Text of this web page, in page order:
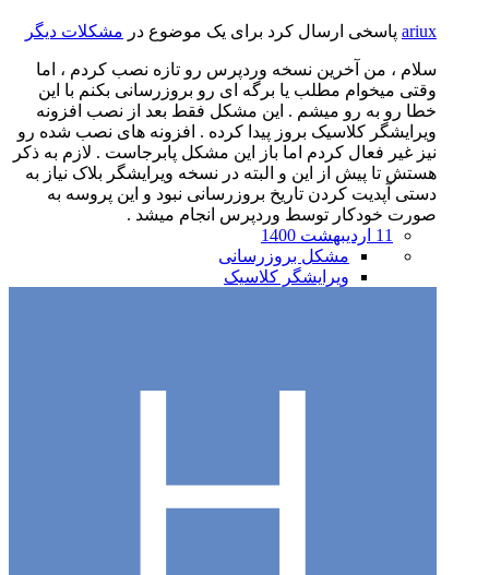
ariux پاسخی ارسال کرد برای یک موضوع در مشکلات دیگر
سلام ، من آخرین نسخه وردپرس رو تازه نصب کردم ، اما
وقتی میخوام مطلب یا برگه ای رو بروزرسانی بکنم با این
خطا رو به رو میشم . این مشکل فقط بعد از نصب افزونه
ویرایشگر کلاسیک بروز پیدا کرده . افزونه های نصب شده رو
نیز غیر فعال کردم اما باز این مشکل پابرجاست . لازم به ذکر
هستش تا پیش از این و البته در نسخه ویرایشگر بلاک نیاز به
دستی آپدیت کردن تاریخ بروزرسانی نبود و این پروسه به
صورت خودکار توسط وردپرس انجام میشد .
11 اردیبهشت 1400
مشکل بروزرسانی
ویرایشگر کلاسیک